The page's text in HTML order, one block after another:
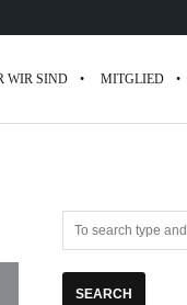
WIR SIND MITGLIED